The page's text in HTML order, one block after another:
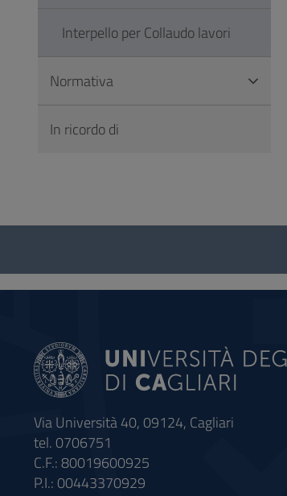
Interpello per Collaudo lavori
Normativa
In ricordo di
Questionario
social
Via Università 40, 09124, Cagliari
tel. 0706751
C.F.: 80019600925
P.I.: 00443370929